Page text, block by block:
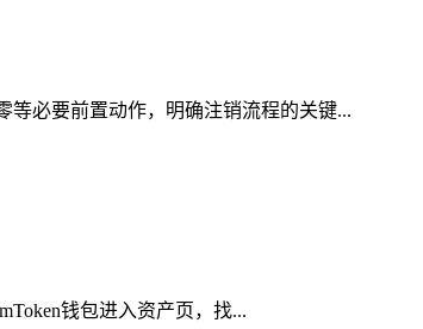
等必要前置动作，明确注销流程的关键...
钱包进入资产页，找...